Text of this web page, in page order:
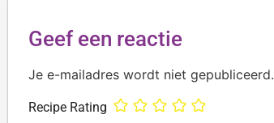
Geef een reactie
Je e-mailadres wordt niet gepubliceerd.
Recipe Rating